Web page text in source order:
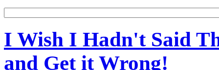
I Wish I Hadn't Said
and Get it Wrong!